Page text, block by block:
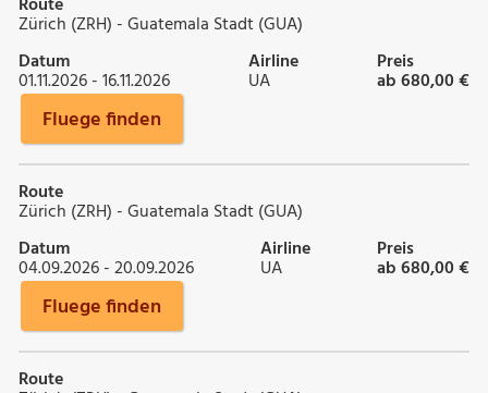
Zürich (ZRH) - Guatemala Stadt (GUA)
Datum
01.11.2026 - 16.11.2026
Airline
UA
Preis
ab 680,00 €
Fluege finden
Route
Zürich (ZRH) - Guatemala Stadt (GUA)
Datum
04.09.2026 - 20.09.2026
Airline
UA
Preis
ab 680,00 €
Fluege finden
Route